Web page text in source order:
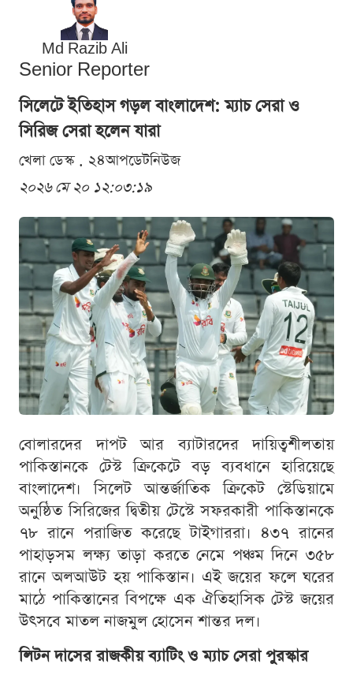
Md Razib Ali
Senior Reporter
সিলেটে ইতিহাস গড়ল বাংলাদেশ: ম্যাচ সেরা ও
সিরিজ সেরা হলেন যারা
খেলা ডেস্ক . ২৪আপডেটনিউজ
২০২৬ মে ২০ ১২:০৩:১৯
বোলারদের দাপট আর ব্যাটারদের দায়িত্বশীলতায়
পাকিস্তানকে টেস্ট ক্রিকেটে বড় ব্যবধানে হারিয়েছে
বাংলাদেশ। সিলেট আন্তর্জাতিক ক্রিকেট স্টেডিয়ামে
অনুষ্ঠিত সিরিজের দ্বিতীয় টেস্টে সফরকারী পাকিস্তানকে
৭৮ রানে পরাজিত করেছে টাইগাররা। ৪৩৭ রানের
পাহাড়সম লক্ষ্য তাড়া করতে নেমে পঞ্চম দিনে ৩৫৮
রানে অলআউট হয় পাকিস্তান। এই জয়ের ফলে ঘরের
মাঠে পাকিস্তানের বিপক্ষে এক ঐতিহাসিক টেস্ট জয়ের
উৎসবে মাতল নাজমুল হোসেন শান্তর দল।
লিটন দাসের রাজকীয় ব্যাটিং ও ম্যাচ সেরা পুরস্কার